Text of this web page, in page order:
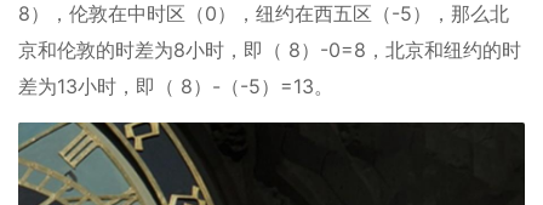
8），伦敦在中时区（0），纽约在西五区（-5），那么北
京和伦敦的时差为8小时，即（ 8）-0=8，北京和纽约的时
差为13小时，即（ 8）-（-5）=13。